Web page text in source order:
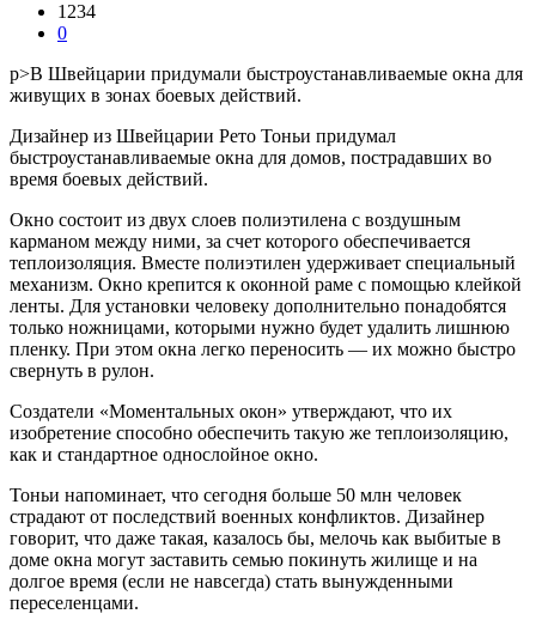
1234
0
p>В Швейцарии придумали быстроустанавливаемые окна для
живущих в зонах боевых действий.
Дизайнер из Швейцарии Рето Тоньи придумал
быстроустанавливаемые окна для домов, пострадавших во
время боевых действий.
Окно состоит из двух слоев полиэтилена с воздушным
карманом между ними, за счет которого обеспечивается
теплоизоляция. Вместе полиэтилен удерживает специальный
механизм. Окно крепится к оконной раме с помощью клейкой
ленты. Для установки человеку дополнительно понадобятся
только ножницами, которыми нужно будет удалить лишнюю
пленку. При этом окна легко переносить — их можно быстро
свернуть в рулон.
Создатели «Моментальных окон» утверждают, что их
изобретение способно обеспечить такую же теплоизоляцию,
как и стандартное однослойное окно.
Тоньи напоминает, что сегодня больше 50 млн человек
страдают от последствий военных конфликтов. Дизайнер
говорит, что даже такая, казалось бы, мелочь как выбитые в
доме окна могут заставить семью покинуть жилище и на
долгое время (если не навсегда) стать вынужденными
переселенцами.